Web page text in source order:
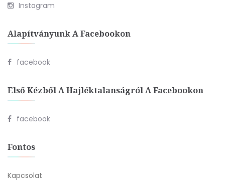
Instagram
Alapítványunk A Facebookon
facebook
Első Kézből A Hajléktalanságról A Facebookon
facebook
Fontos
Kapcsolat